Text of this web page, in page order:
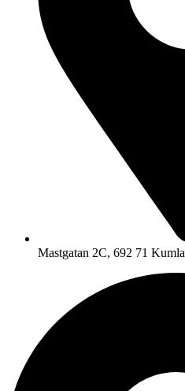
Mastgatan 2C, 692 71 Kumla